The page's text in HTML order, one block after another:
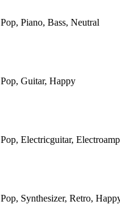
Pop, Piano, Bass, Neutral
Pop, Guitar, Happy
Pop, Electricguitar,
Pop, Synthesizer, Retro,